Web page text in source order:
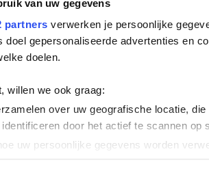
van uw gegevens
partners verwerken je persoonlijke
doel gepersonaliseerde advertenties en
doelen.
willen we ook graag:
over uw geografische locatie,
door het actief te scannen op
uw persoonlijke gegevens worden